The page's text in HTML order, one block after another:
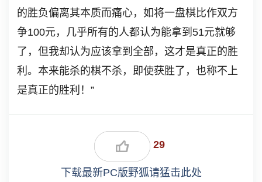
的胜负偏离其本质而痛心，如将一盘棋比作双方
争100元，几乎所有的人都认为能拿到51元就够
了，但我却认为应该拿到全部，这才是真正的胜
利。本来能杀的棋不杀，即使获胜了，也称不上
是真正的胜利！”
29
下载最新PC版野狐请猛击此处